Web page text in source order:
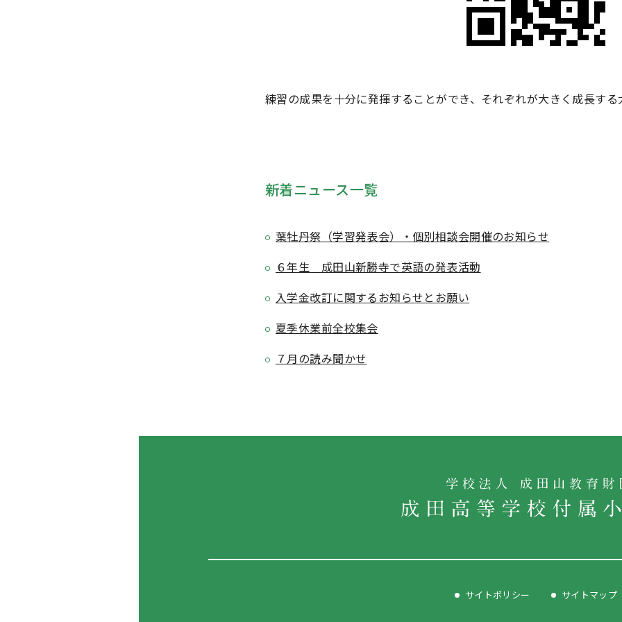
練習の成果を十分に発揮することができ、それぞれが大きく成長する
新着ニュース一覧
葉牡丹祭（学習発表会）・個別相談会開催のお知らせ
６年生 成田山新勝寺で英語の発表活動
入学金改訂に関するお知らせとお願い
夏季休業前全校集会
７月の読み聞かせ
サイトポリシー サイトマップ